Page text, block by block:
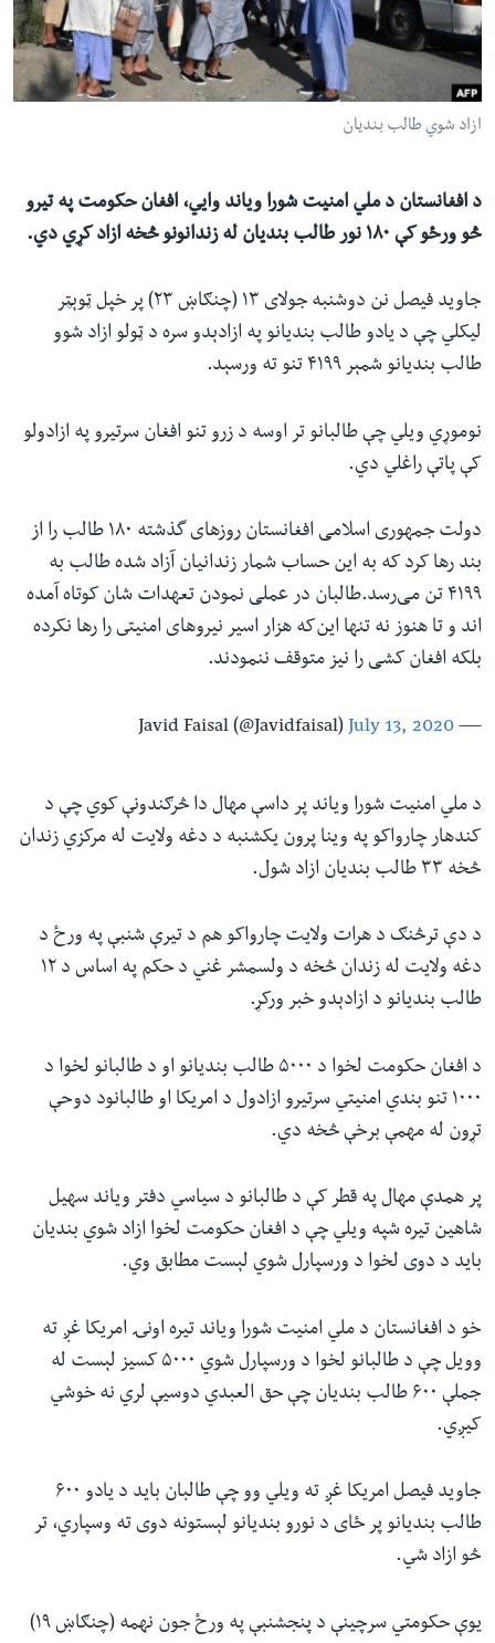
شئ
لټون
ځای
له مونږ سره په تماس کې پاتې شئ
ازاد شوي طالب بندیان
د افغانستان د ملي امنیت شورا ویاند وايي، افغان حکومت په تیرو
څو ورځو کې ۱۸۰ نور طالب بندیان له زندانونو څخه ازاد کړي دي.
جاوید فیصل نن دوشنبه جولای ۱۳ (چنګاښ ۲۳) پر خپل ټوېټر
لیکلي چې د یادو طالب بندیانو په ازادېدو سره د ټولو ازاد شوو
طالب بندیانو شمېر ۴۱۹۹ تنو ته ورسېد.
نوموړي ویلي چې طالبانو تر اوسه د زرو تنو افغان سرتیرو په ازادولو
کې پاتې راغلي دي.
دولت جمهوری اسلامی افغانستان روزهاى گذشته ۱۸۰ طالب را از
بند رها کرد که به این حساب شمار زندانیان آزاد شده طالب به
۴۱۹۹ تن می‌رسد.طالبان در عملی نمودن تعهدات شان کوتاه آمده
اند و تا هنوز نه تنها این‌که هزار اسير نيروهاى امنيتى را رها نکرده
بلکه افغان‌ کشی را نیز متوقف ننمودند.
— Javid Faisal (@Javidfaisal)
July 13, 2020
د ملي امنیت شورا ویاند پر داسې مهال دا څرګندونې کوي چې د
کندهار چارواکو په وینا پرون یکشنبه د دغه ولایت له مرکزي زندان
څخه ۳۳ طالب بندیان ازاد شول.
د دې ترڅنګ د هرات ولایت چارواکو هم د تیرې شنبې په ورځ د
دغه ولایت له زندان څخه د ولسمشر غني د حکم په اساس د ۱۲
طالب بندیانو د ازادېدو خبر ورکړ.
د افغان حکومت لخوا د ۵۰۰۰ طالب بندیانو او د طالبانو لخوا د
۱۰۰۰ تنو بندي امنیتي سرتیرو ازادول د امریکا او طالبانود دوحې
تړون له مهمې برخې څخه دي.
پر همدې مهال په قطر کې د طالبانو د سیاسي دفتر ویاند سهیل
شاهین تیره شپه ویلي چې د افغان حکومت لخوا ازاد شوي بندیان
باید د دوی لخوا د ورسپارل شوي لېست مطابق وي.
خو د افغانستان د ملي امنیت شورا ویاند تیره اونۍ امریکا غږ ته
وویل چې د طالبانو لخوا د ورسپارل شوي ۵۰۰۰ کسیز لېست له
جملې ۶۰۰ طالب بندیان چې حق العبدي دوسیې لري نه خوشي
کیږي.
جاوید فیصل امریکا غږ ته ویلي وو چې طالبان باید د یادو ۶۰۰
طالب بندیانو پر ځای د نورو بندیانو لېستونه دوی ته وسپاري، تر
څو ازاد شي.
یوې حکومتي سرچینې د پنجشنبې په ورځ جون نهمه (چنګاښ ۱۹)